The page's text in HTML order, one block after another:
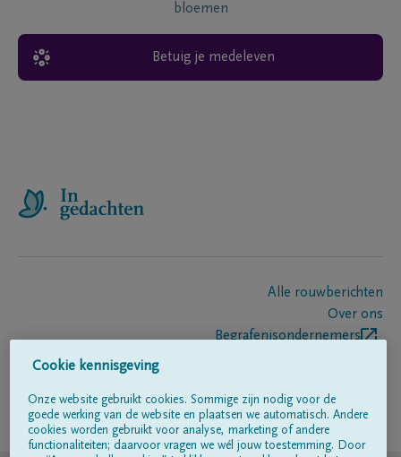
bloemen
Betuig je medeleven
Alle rouwberichten
Over ons
Begrafenisondernemers
Volg ons op
Cookie kennisgeving
Onze website gebruikt cookies. Sommige zijn nodig voor de
goede werking van de website en plaatsen we automatisch. Andere
cookies worden gebruikt voor analyse, marketing of andere
functionaliteiten; daarvoor vragen we wél jouw toestemming. Door